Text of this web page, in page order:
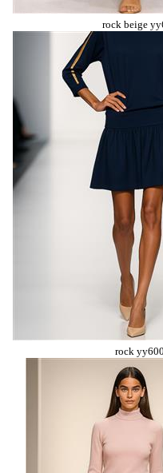
rock beige
rock